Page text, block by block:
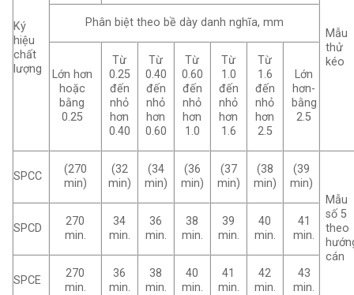
Ký
hiệu
chất
lượng
Mẫu
thử
kéo
Phân biệt theo bề dày danh nghĩa, mm
Lớn hơn
hoặc
bằng
0.25
Từ
0.25
đến
nhỏ
hơn
0.40
Từ
0.40
đến
nhỏ
hơn
0.60
Từ
0.60
đến
nhỏ
hơn
1.0
Từ
1.0
đến
nhỏ
hơn
1.6
Từ
1.6
đến
nhỏ
hơn
2.5
Lớn
hơn-
bằng
2.5
SPCC
(270
min)
(32
min)
(34
min)
(36
min)
(37
min)
(38
min)
(39
min)
Mẫu
số 5
theo
cán
SPCD
270
min.
34
min.
36
min.
38
min.
39
min.
40
min.
41
min.
SPCE
270
min.
36
min.
38
min.
40
min.
41
min.
42
min.
43
min.